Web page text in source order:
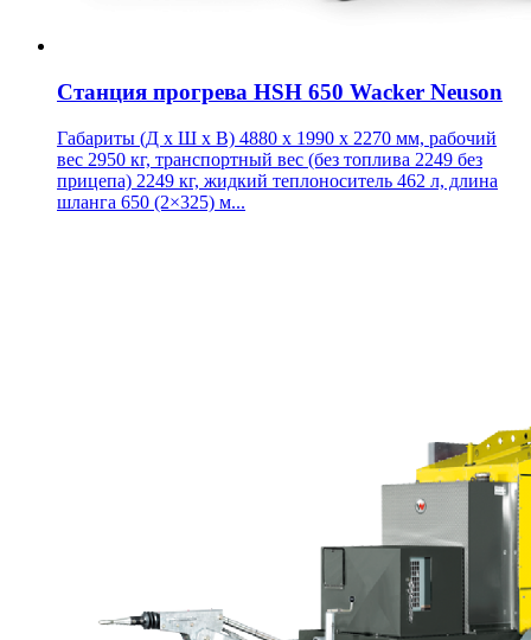
Станция прогрева HSH 650 Wacker Neuson
Габариты (Д х Ш х В) 4880 x 1990 x 2270 мм, рабочий
вес 2950 кг, транспортный вес (без топлива 2249 без
прицепа) 2249 кг, жидкий теплоноситель 462 л, длина
шланга 650 (2×325) м...